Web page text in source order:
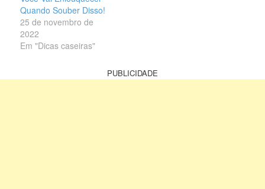
Quando Souber Disso!
25 de novembro de
2022
Em "Dicas caseiras"
PUBLICIDADE